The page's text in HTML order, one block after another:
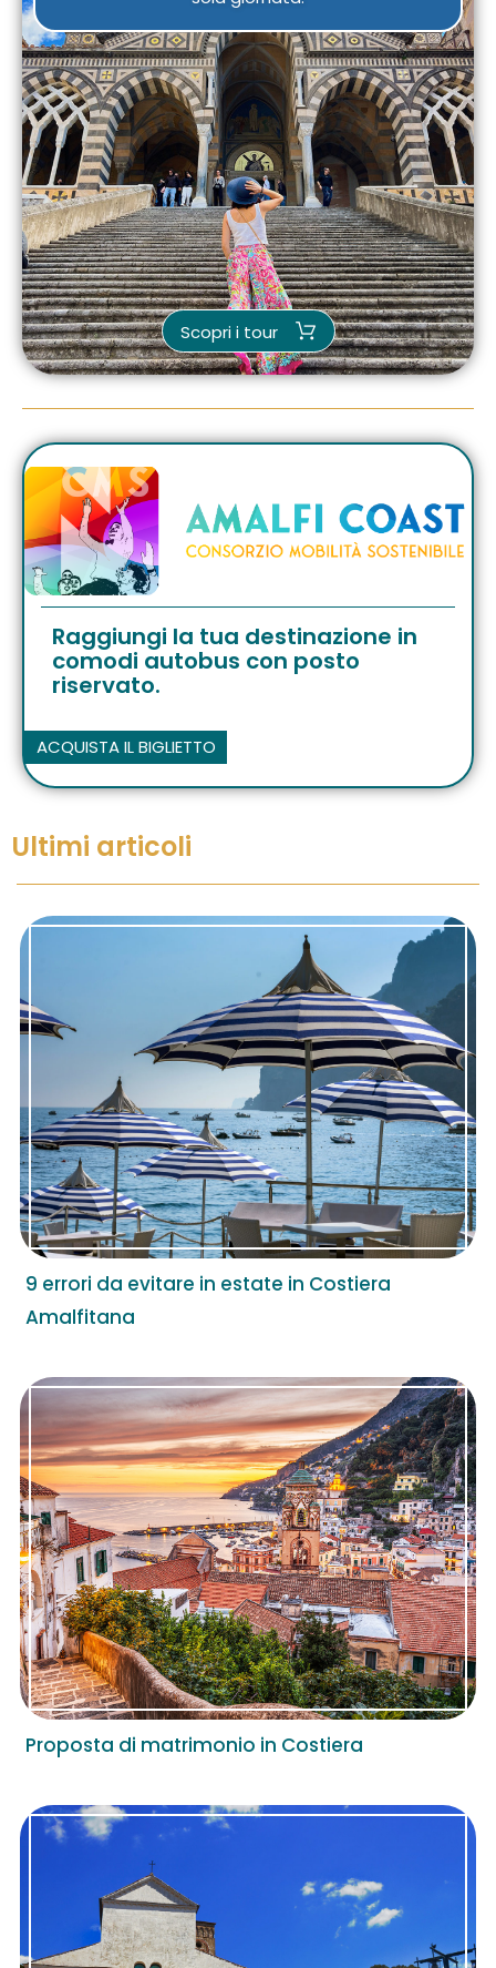
Scopri i tour
Raggiungi la tua destinazione in
comodi autobus con posto
riservato.
ACQUISTA IL BIGLIETTO
Ultimi articoli
9 errori da evitare in estate in Costiera
Amalfitana
Proposta di matrimonio in Costiera